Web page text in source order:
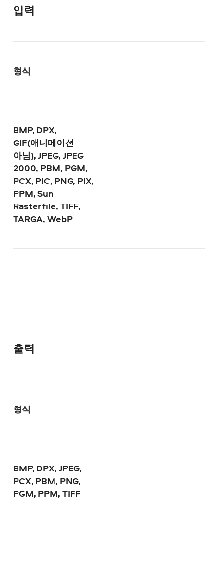
입력
형식
BMP, DPX,
GIF(애니메이션
아님), JPEG, JPEG
2000, PBM, PGM,
PCX, PIC, PNG, PIX,
PPM, Sun
Rasterfile, TIFF,
TARGA, WebP
출력
형식
BMP, DPX, JPEG,
PCX, PBM, PNG,
PGM, PPM, TIFF